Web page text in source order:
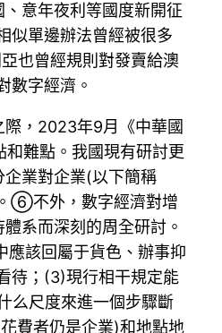
意年夜利等國度新開征
似單邊辦法曾經被很多
也曾經規則對發賣給澳
數字經濟。
，2023年9月《中華國
難點。我國現有研討更
業對企業(以下簡稱
⑥不外，數字經濟對增
系而深刻的周全研討。
應該回屬于貨色、辦事抑
待；(3)現行相干規定能
么尺度來進一個步驟斷
費者仍是企業)和地點地